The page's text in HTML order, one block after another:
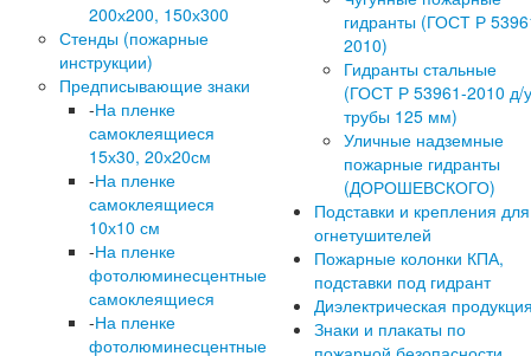
200х200, 150х300
Стенды (пожарные
инструкции)
Предписывающие знаки
-На пленке
самоклеящиеся
15х30, 20х20см
-На пленке
самоклеящиеся
10х10 см
-На пленке
фотолюминесцентные
самоклеящиеся
-На пленке
фотолюминесцентные
гидранты (ГОСТ Р
2010)
Гидранты стальные
(ГОСТ Р 53961-2010 д/у
трубы 125 мм)
Уличные надземные
пожарные гидранты
(ДОРОШЕВСКОГО)
Подставки и крепления для
огнетушителей
Пожарные колонки КПА,
подставки под гидрант
Диэлектрическая
Знаки и плакаты по